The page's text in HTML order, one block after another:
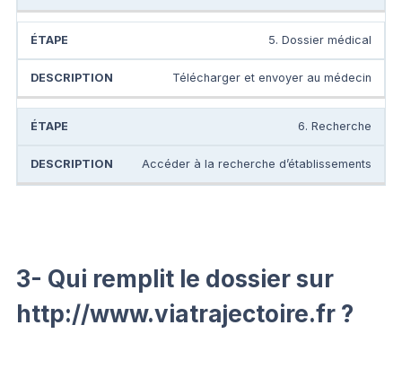
5. Dossier médical
Télécharger et envoyer au médecin
6. Recherche
Accéder à la recherche d’établissements
3- Qui remplit le dossier sur
http://www.viatrajectoire.fr ?